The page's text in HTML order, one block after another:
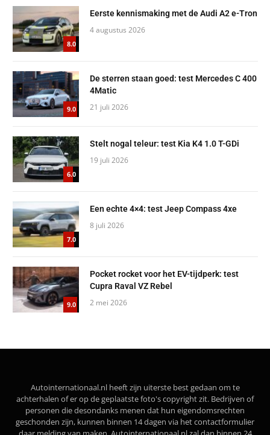
8.0
Eerste kennismaking met de Audi A2 e-Tron
4 augustus 2026
9.0
De sterren staan goed: test Mercedes C 400
4Matic
21 juli 2026
6.0
Stelt nogal teleur: test Kia K4 1.0 T-GDi
19 juli 2026
7.0
Een echte 4×4: test Jeep Compass 4xe
8 juli 2026
9.0
Pocket rocket voor het EV-tijdperk: test
Cupra Raval VZ Rebel
2 mei 2026
Autointernationaal.nl heeft zijn uiterste best gedaan om te
achterhalen of er op de geplaatste foto's copyright zit. Bedrijven of
personen die desondanks menen dat hun eigendomsrechten
geschonden zijn, kunnen binnen 14 dagen via het contactformulier